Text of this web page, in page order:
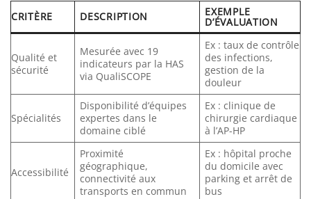
CRITÈRE DESCRIPTION EXEMPLE
D’ÉVALUATION
Qualité et
sécurité
Mesurée avec 19
indicateurs par la HAS
via QualiSCOPE
Ex : taux de contrôle
des infections,
gestion de la
douleur
Spécialités
Disponibilité d’équipes
expertes dans le
domaine ciblé
Ex : clinique de
chirurgie cardiaque
à l’AP-HP
Accessibilité
Proximité
géographique,
connectivité aux
transports en commun
Ex : hôpital proche
du domicile avec
parking et arrêt de
bus